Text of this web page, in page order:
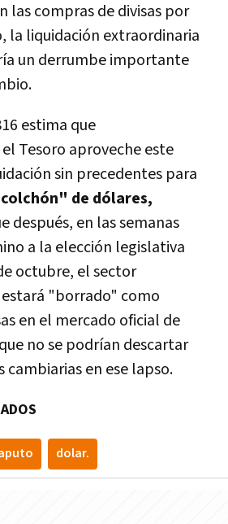
las compras de divisas por
la liquidación extraordinaria
un derrumbe importante
estima que
Tesoro aproveche este
sin precedentes para
de dólares,
después, en las semanas
a la elección legislativa
octubre, el sector
"borrado" como
en el mercado oficial de
no se podrían descartar
cambiarias en ese lapso.
dolar.